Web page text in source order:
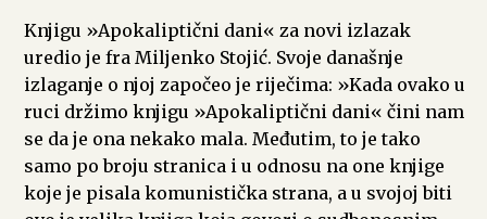
Knjigu »Apokaliptični dani« za novi izlazak
uredio je fra Miljenko Stojić. Svoje današnje
izlaganje o njoj započeo je riječima: »Kada ovako u
ruci držimo knjigu »Apokaliptični dani« čini nam
se da je ona nekako mala. Međutim, to je tako
samo po broju stranica i u odnosu na one knjige
koje je pisala komunistička strana, a u svojoj biti